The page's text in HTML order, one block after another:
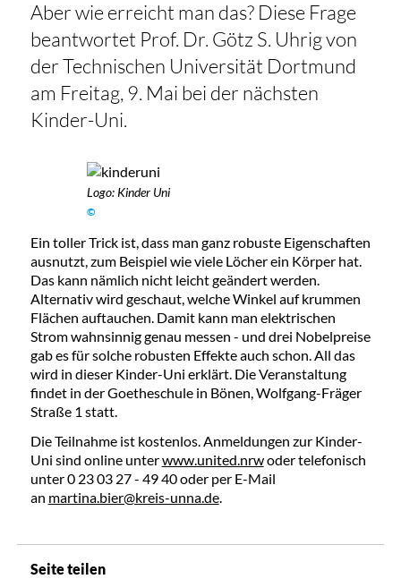
Aber wie erreicht man das? Diese Frage
beantwortet Prof. Dr. Götz S. Uhrig von
der Technischen Universität Dortmund
am Freitag, 9. Mai bei der nächsten
Kinder-Uni.
Logo: Kinder Uni
©
Ein toller Trick ist, dass man ganz robuste Eigenschaften
ausnutzt, zum Beispiel wie viele Löcher ein Körper hat.
Das kann nämlich nicht leicht geändert werden.
Alternativ wird geschaut, welche Winkel auf krummen
Flächen auftauchen. Damit kann man elektrischen
Strom wahnsinnig genau messen - und drei Nobelpreise
gab es für solche robusten Effekte auch schon. All das
wird in dieser Kinder-Uni erklärt. Die Veranstaltung
findet in der Goetheschule in Bönen, Wolfgang-Fräger
Straße 1 statt.
Die Teilnahme ist kostenlos. Anmeldungen zur Kinder-
Uni sind online unterwww.united.nrwoder telefonisch
unter 0 23 03 27 - 49 40 oder per E-Mail
an martina.bier@kreis-unna.de.
Seite teilen